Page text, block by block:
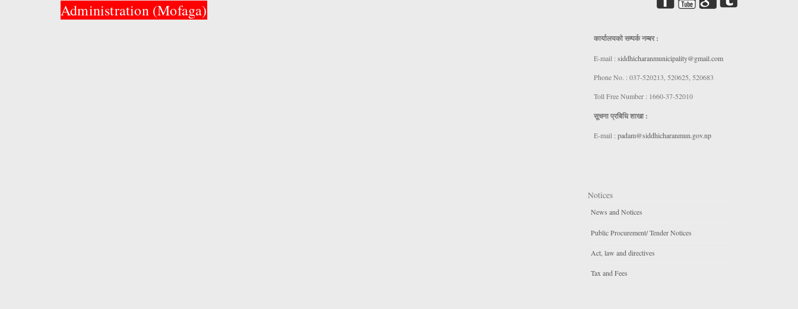
Administration (Mofaga)
कार्यालयकाे सम्पर्क नम्बर :
E-mail : siddhicharanmunicipality@gmail.com
Phone No. : 037-520213, 520625, 520683
Toll Free Number : 1660-37-52010
सूचना प्रबिधि शाखा :
E-mail : padam@siddhicharanmun.gov.np
Notices
News and Notices
Public Procurement/ Tender Notices
Act, law and directives
Tax and Fees